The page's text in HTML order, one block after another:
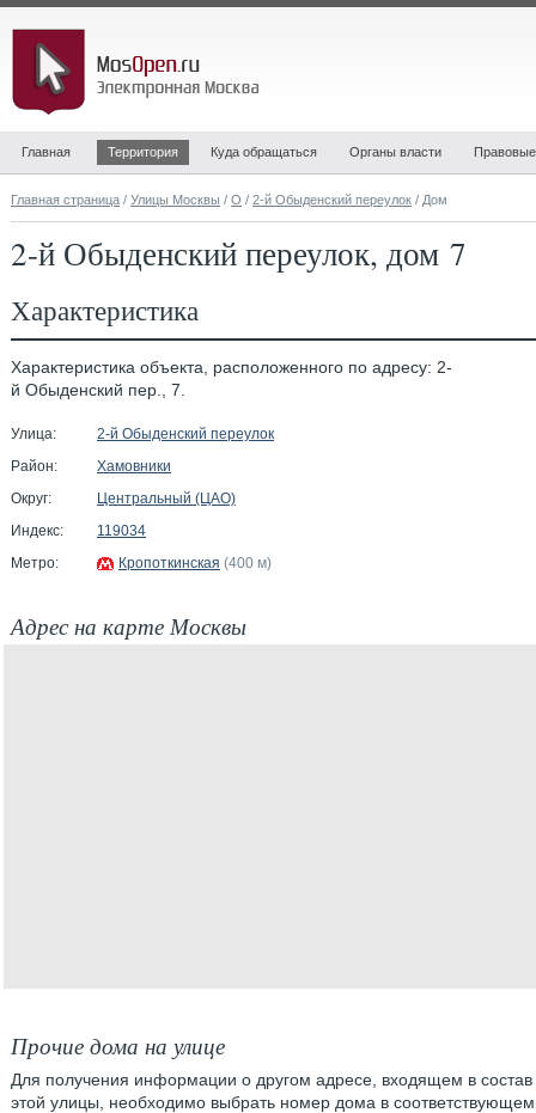
Главная Территория Куда обращаться Органы власти
Главная страница / Улицы Москвы / О / 2-й Обыденский переулок / Дом
2-й Обыденский переулок, дом 7
Характеристика
Характеристика объекта, расположенного по адресу: 2-
й Обыденский пер., 7.
Улица:
2-й Обыденский переулок
Район:
Хамовники
Округ:
Центральный (ЦАО)
Индекс:
119034
Метро:
Кропоткинская (400 м)
Адрес на карте Москвы
Прочие дома на улице
Для получения информации о другом адресе, входящем в состав
этой улицы, необходимо выбрать номер дома в соответствующем